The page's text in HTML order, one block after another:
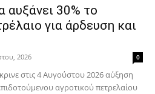
αυξάνει 30% το
για άρδευση και
2026 0
στις 4 Αυγούστου 2026 αύξηση
αγροτικού πετρελαίου